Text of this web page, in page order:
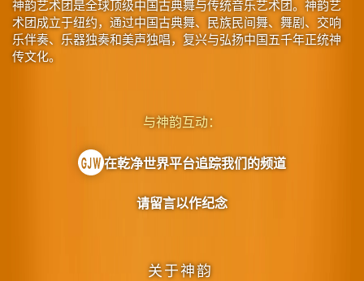
神韵艺术团是全球顶级中国古典舞与传统音乐艺术团。神韵艺
术团成立于纽约，通过中国古典舞、民族民间舞、舞剧、交响
乐伴奏、乐器独奏和美声独唱，复兴与弘扬中国五千年正统神
传文化。
关于神韵
与神韵互动：
在乾净世界平台追踪我们的频道
请留言以作纪念